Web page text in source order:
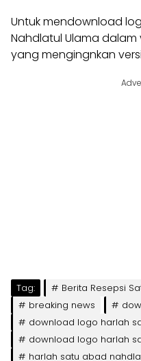
Untuk mendownload
Nahdlatul Ulama dalam
yang mengingnkan
Tag:
Berita Resepsi
breaking news
download logo harlah
download logo harlah
harlah satu abad